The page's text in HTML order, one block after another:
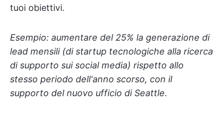
tuoi obiettivi.
Esempio: aumentare del 25% la generazione di
lead mensili (di startup tecnologiche alla ricerca
di supporto sui social media) rispetto allo
stesso periodo dell'anno scorso, con il
supporto del nuovo ufficio di Seattle.